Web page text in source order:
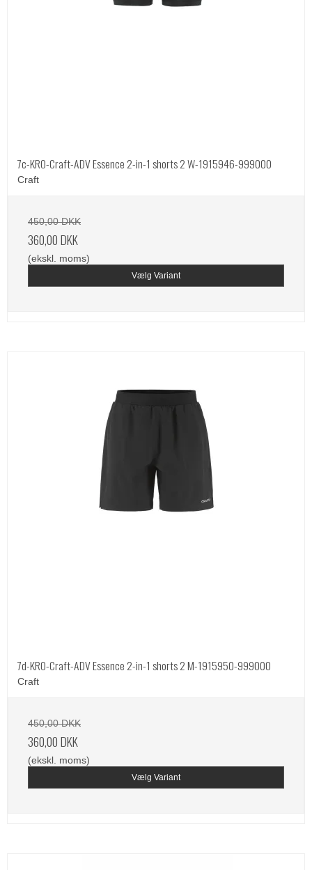
7c-KRO-Craft-ADV Essence 2-in-1 shorts 2 W-1915946-999000
Craft
450,00 DKK
360,00 DKK
(ekskl. moms)
Vælg Variant
7d-KRO-Craft-ADV Essence 2-in-1 shorts 2 M-1915950-999000
Craft
450,00 DKK
360,00 DKK
(ekskl. moms)
Vælg Variant